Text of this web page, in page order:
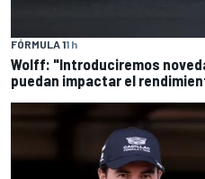
FÓRMULA 11 h
Wolff: "Introduciremos
puedan impactar el